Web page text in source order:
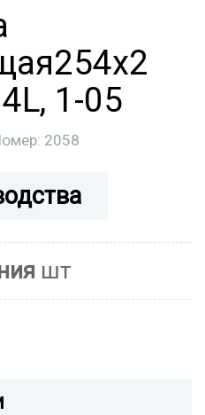
1-05
2058
шт